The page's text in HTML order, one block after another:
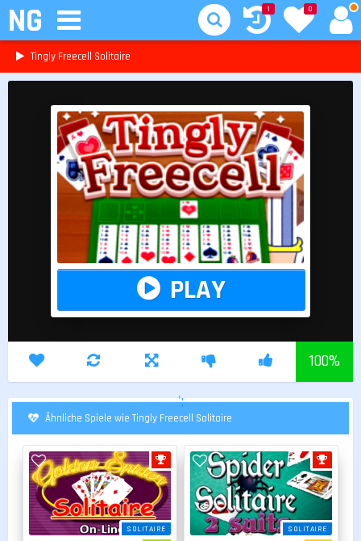
NG 0
1
Tingly Freecell Solitaire
PLAY
100%
';
Ähnliche Spiele wie Tingly Freecell Solitaire
SOLITAIRE SOLITAIRE